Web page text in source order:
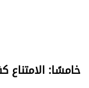
خامسًا: الامتناع